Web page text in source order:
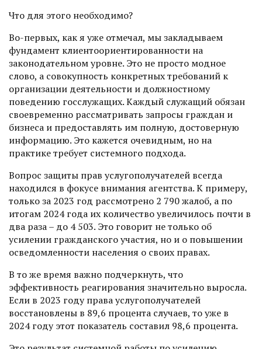
Что для этого необходимо?
Во-первых, как я уже отмечал, мы закладываем
фундамент клиентоориен­тированности на
законодательном уровне. Это не просто модное
слово, а совокупность конкретных требований к
организации деятельности и долж­ностному
поведению госслужащих. Каждый служащий обязан
своевременно рассматривать запросы граждан и
бизнеса и предоставлять им полную, достоверную
информацию. Это кажется очевидным, но на
практике требует системного подхода.
Вопрос защиты прав услугополучателей всегда
находился в фокусе внимания агентства. К примеру,
только за 2023 год рассмотрено 2 790 жалоб, а по
итогам 2024 года их количество увеличилось почти в
два раза – до 4 503. Это говорит не только об
усилении гражданского участия, но и о повышении
осведомленности населения о своих правах.
В то же время важно подчеркнуть, что
эффективность реагирования значительно выросла.
Если в 2023 году права услугополучателей
восстановлены в 89,6 процента случаев, то уже в
2024 году этот показатель составил 98,6 процента.